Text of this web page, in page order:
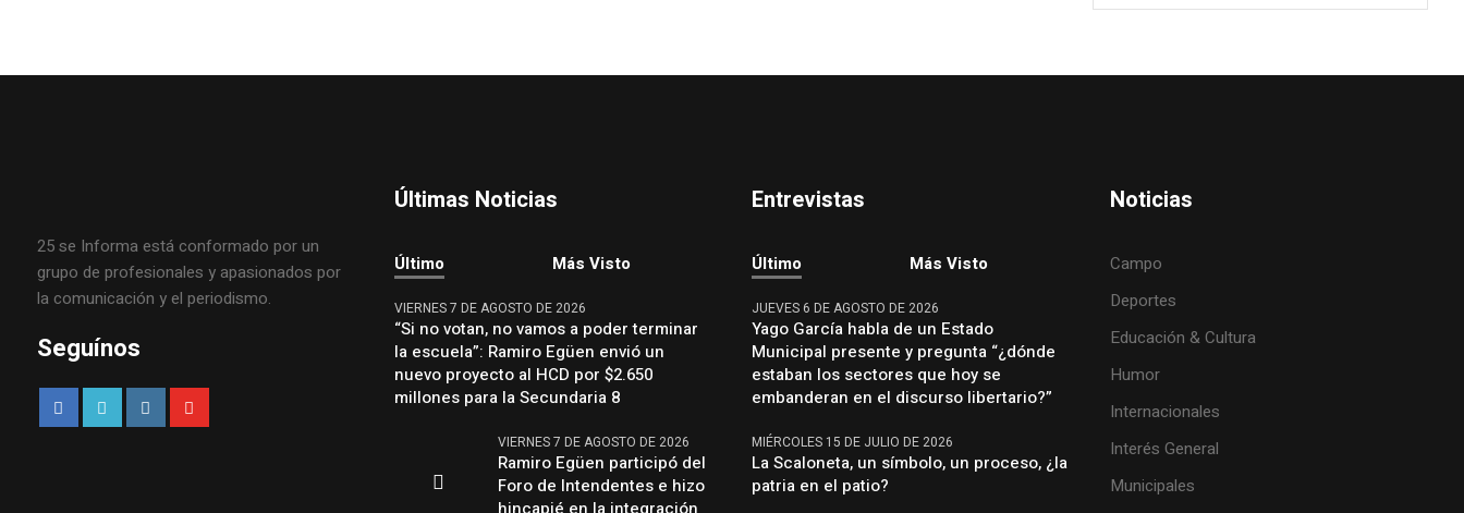
25 se Informa está conformado por un
grupo de profesionales y apasionados por
la comunicación y el periodismo.
Seguínos
Últimas Noticias
Último Más Visto
VIERNES 7 DE AGOSTO DE 2026
“Si no votan, no vamos a poder terminar
la escuela”: Ramiro Egüen envió un
nuevo proyecto al HCD por $2.650
millones para la Secundaria 8
VIERNES 7 DE AGOSTO DE 2026
Ramiro Egüen participó del
Foro de Intendentes e hizo
Entrevistas
Último Más Visto
JUEVES 6 DE AGOSTO DE 2026
Yago García habla de un Estado
Municipal presente y pregunta “¿dónde
estaban los sectores que hoy se
embanderan en el discurso libertario?”
MIÉRCOLES 15 DE JULIO DE 2026
La Scaloneta, un símbolo, un proceso, ¿la
patria en el patio?
Noticias
Campo
Deportes
Educación & Cultura
Humor
Internacionales
Interés General
Municipales